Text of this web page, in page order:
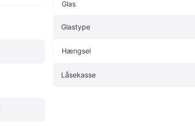
Glas
Glastype
Hængsel
Låsekasse